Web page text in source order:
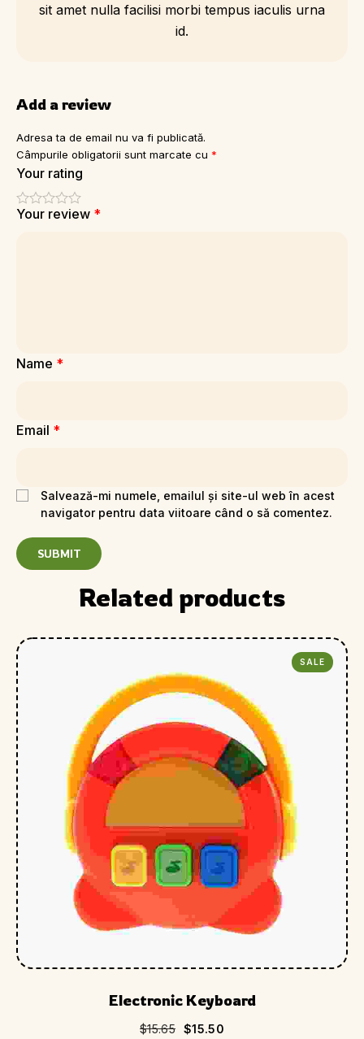
sit amet nulla facilisi morbi tempus iaculis urna
id.
Add a review
Adresa ta de email nu va fi publicată.
Câmpurile obligatorii sunt marcate cu *
Your rating
Your review *
Name *
Email *
Salvează-mi numele, emailul și site-ul web în acest
navigator pentru data viitoare când o să comentez.
Related products
SALE
Electronic Keyboard
$15.65 $15.50